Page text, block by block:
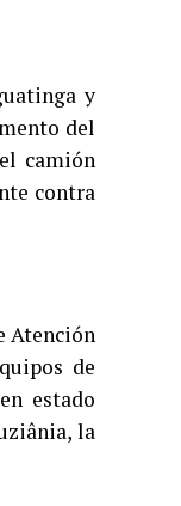
y
del
camión
contra
Atención
de
estado
la